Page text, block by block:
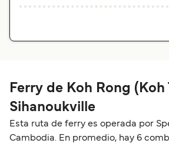
Ferry de Koh Rong (Koh
Sihanoukville
Esta ruta de ferry es operada por
Cambodia. En promedio, hay 6